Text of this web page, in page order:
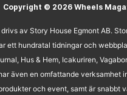
Copyright © 2026 Wheels
av Story House Egmont AB.
ett hundratal tidningar och
Hus & Hem, Icakuriren,
även en omfattande verksamhet
och event, samt är snabbt